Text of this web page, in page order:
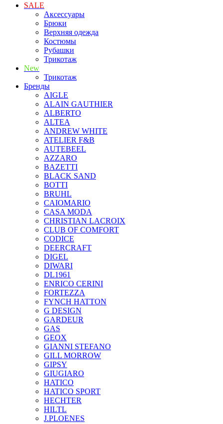
SALE
Аксессуары
Брюки
Верхняя одежда
Костюмы
Рубашки
Трикотаж
New
Трикотаж
Бренды
AIGLE
ALAIN GAUTHIER
ALBERTO
ALTEA
ANDREW WHITE
ATELIER F&B
AUTEBEEL
AZZARO
BAZETTI
BLACK SAND
BOTTI
BRUHL
CAIOMARIO
CASA MODA
CHRISTIAN LACROIX
CLUB OF COMFORT
CODICE
DEERCRAFT
DIGEL
DIWARI
DL1961
ENRICO CERINI
FORTEZZA
FYNCH HATTON
G DESIGN
GARDEUR
GAS
GEOX
GIANNI STEFANO
GILL MORROW
GIPSY
GIUGIARO
HATICO
HATICO SPORT
HECHTER
HILTL
J.PLOENES